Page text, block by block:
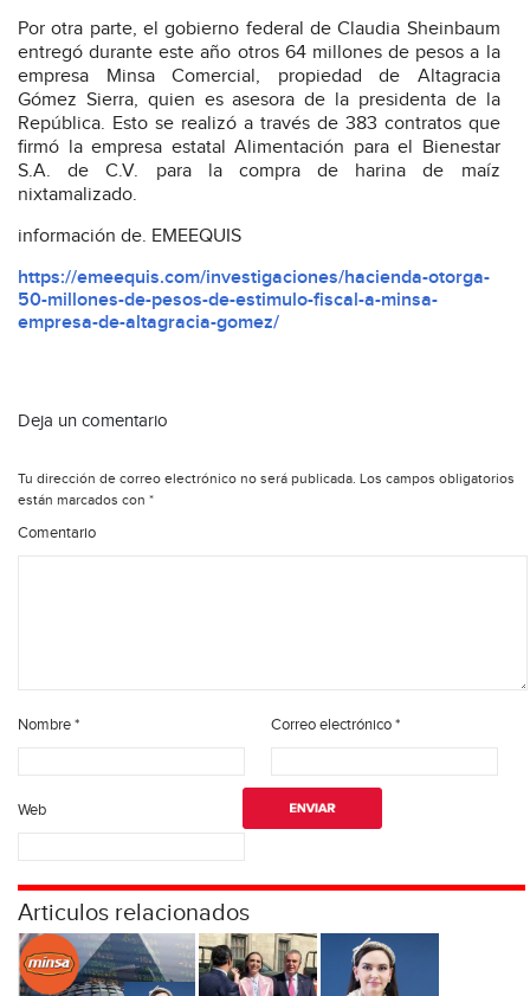
Por otra parte, el gobierno federal de Claudia Sheinbaum
entregó durante este año otros 64 millones de pesos a la
empresa Minsa Comercial, propiedad de Altagracia
Gómez Sierra, quien es asesora de la presidenta de la
República. Esto se realizó a través de 383 contratos que
firmó la empresa estatal Alimentación para el Bienestar
S.A. de C.V. para la compra de harina de maíz
nixtamalizado.
información de. EMEEQUIS
https://emeequis.com/investigaciones/hacienda-otorga-
50-millones-de-pesos-de-estimulo-fiscal-a-minsa-
empresa-de-altagracia-gomez/
Deja un comentario
Tu dirección de correo electrónico no será publicada. Los campos obligatorios
están marcados con *
Comentario
Nombre* Correo electrónico*
Web
Articulos relacionados